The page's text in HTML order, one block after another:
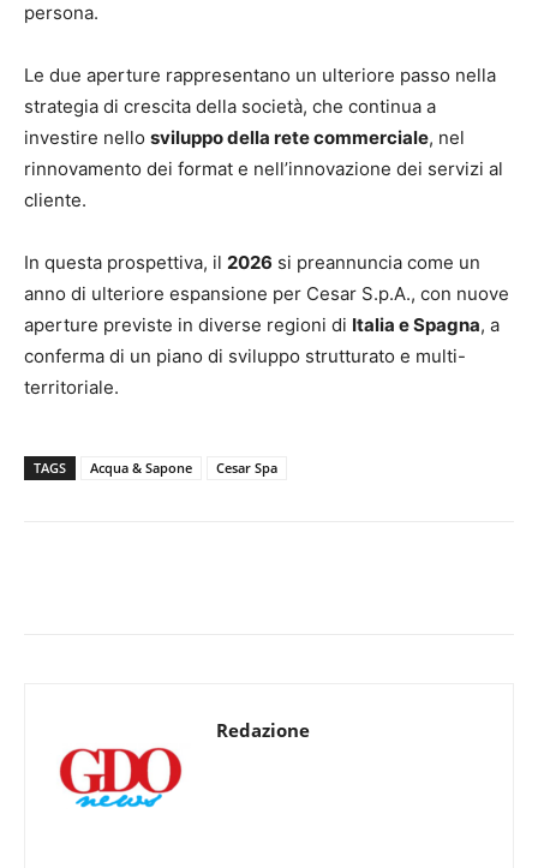
persona.
Le due aperture rappresentano un ulteriore passo nella
strategia di crescita della società, che continua a
investire nello sviluppo della rete commerciale, nel
rinnovamento dei format e nell’innovazione dei servizi al
cliente.
In questa prospettiva, il 2026 si preannuncia come un
anno di ulteriore espansione per Cesar S.p.A., con nuove
aperture previste in diverse regioni di Italia e Spagna, a
conferma di un piano di sviluppo strutturato e multi-
territoriale.
TAGS Acqua & Sapone Cesar Spa
Redazione